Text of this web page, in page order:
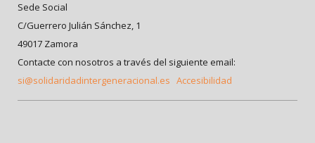
Sede Social
C/Guerrero Julián Sánchez, 1
49017 Zamora
Contacte con nosotros a través del siguiente email:
si@solidaridadintergeneracional.es Accesibilidad